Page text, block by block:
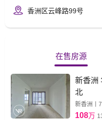
香洲区云峰路99号
在售房源
新香洲
北
新香洲丨
108万